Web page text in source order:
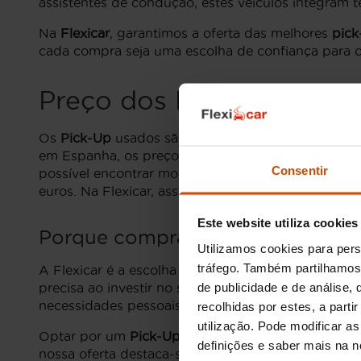
Consentir
Este website utiliza cookies
Utilizamos cookies para
tráfego. Também
de publicidade e de análise,
recolhidas por estes, a
utilização. Pode modificar
definições e saber mais na
Na Flexicar, garantimos a oferta das melhores
cada compra seja uma escolha de confiança para
Preço dos Pick-Up usados
Os Pick-Up usados são opções populares para
em Espanha, os preços dos
podem
possível encontrar modelos usados a partir de
euros. Na Flexicar, asseguramos que cadaPick-Up
Porque comprar um Pick-Up com
A Flexicar é a escolha ideal para quem procura
precisa ao investir no seu novo automóvel. Além
necessidades pessoais e profissionais.
Optar por um Pick-Up
na Flexicar significa ter ao
nossa oferta destaca-se pela diversidade de